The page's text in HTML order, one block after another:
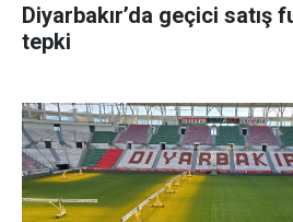
Diyarbakır’da geçici satış
tepki